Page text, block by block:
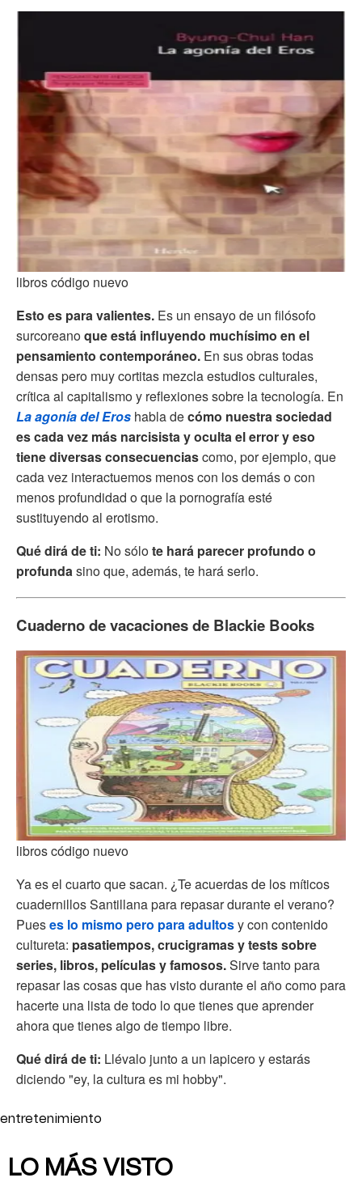
libros código nuevo
Esto es para valientes. Es un ensayo de un filósofo
surcoreanoque está influyendo muchísimo en el
pensamiento contemporáneo. En sus obras todas
densas pero muy cortitas mezcla estudios culturales,
crítica al capitalismo y reflexiones sobre la tecnología. En
La agonía del Eros habla decómo nuestra sociedad
es cada vez más narcisista y oculta el error y eso
tiene diversas consecuenciascomo, por ejemplo, que
cada vez interactuemos menos con los demás o con
menos profundidad o que la pornografía esté
sustituyendo al erotismo.
Qué dirá de ti: No sólote hará parecer profundo o
profundasino que, además, te hará serlo.
Cuaderno de vacaciones de Blackie Books
libros código nuevo
Ya es el cuarto que sacan. ¿Te acuerdas de los míticos
cuadernillos Santillana para repasar durante el verano?
Pueses lo mismo pero para adultosy con contenido
cultureta: pasatiempos, crucigramas y tests sobre
series, libros, películas y famosos.Sirve tanto para
repasar las cosas que has visto durante el año como para
hacerte una lista de todo lo que tienes que aprender
ahora que tienes algo de tiempo libre.
Qué dirá de ti: Llévalo junto a un lapicero y estarás
diciendo "ey, la cultura es mi hobby".
entretenimiento
LO MÁS VISTO